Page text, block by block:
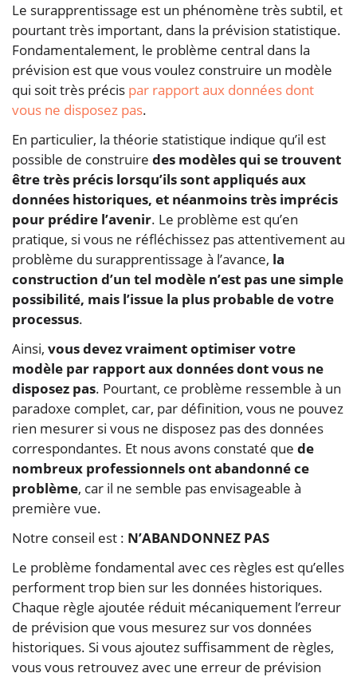
Le surapprentissage est un phénomène très subtil, et
pourtant très important, dans la prévision statistique.
Fondamentalement, le problème central dans la
prévision est que vous voulez construire un modèle
qui soit très précis par rapport aux données dont
vous ne disposez pas.
En particulier, la théorie statistique indique qu’il est
possible de construire des modèles qui se trouvent
être très précis lorsqu’ils sont appliqués aux
données historiques, et néanmoins très imprécis
pour prédire l’avenir. Le problème est qu’en
pratique, si vous ne réfléchissez pas attentivement au
problème du surapprentissage à l’avance, la
construction d’un tel modèle n’est pas une simple
possibilité, mais l’issue la plus probable de votre
processus.
Ainsi, vous devez vraiment optimiser votre
modèle par rapport aux données dont vous ne
disposez pas. Pourtant, ce problème ressemble à un
paradoxe complet, car, par définition, vous ne pouvez
rien mesurer si vous ne disposez pas des données
correspondantes. Et nous avons constaté que de
nombreux professionnels ont abandonné ce
problème, car il ne semble pas envisageable à
première vue.
Notre conseil est : N’ABANDONNEZ PAS
Le problème fondamental avec ces règles est qu’elles
performent trop bien sur les données historiques.
Chaque règle ajoutée réduit mécaniquement l’erreur
de prévision que vous mesurez sur vos données
historiques. Si vous ajoutez suffisamment de règles,
vous vous retrouvez avec une erreur de prévision